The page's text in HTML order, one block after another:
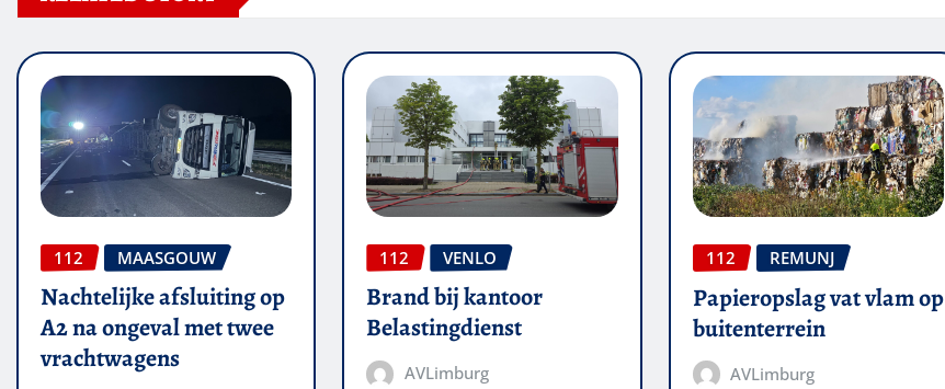
112 MAASGOUW
Nachtelijke afsluiting op
A2 na ongeval met twee
vrachtwagens
112 VENLO
Brand bij kantoor
Belastingdienst
AVLimburg
112 REMUNJ
Papieropslag vat vlam op
buitenterrein
AVLimburg